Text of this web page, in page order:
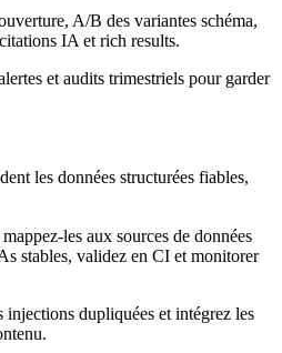
A/B des variantes schéma,
IA et rich results.
et audits trimestriels pour garder
les données structurées fiables,
les aux sources de données
stables, validez en CI et monitorer
dupliquées et intégrez les